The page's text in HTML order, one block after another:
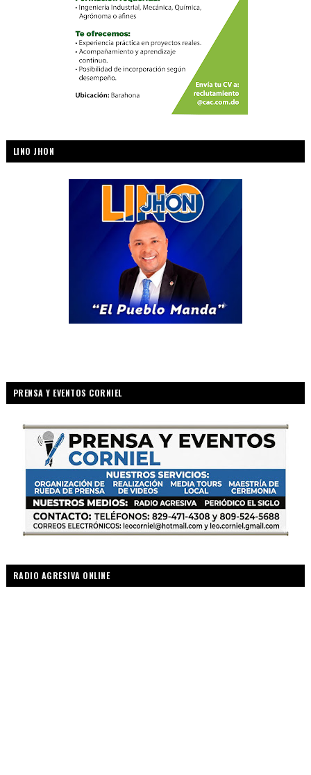
LINO JHON
PRENSA Y EVENTOS CORNIEL
RADIO AGRESIVA ONLINE